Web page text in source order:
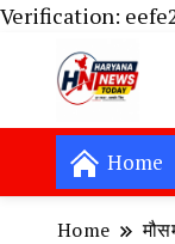
Verification:
Home
Home